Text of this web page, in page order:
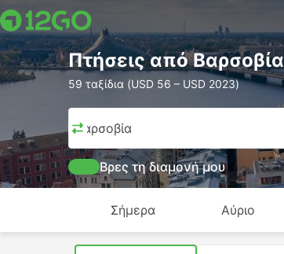
Πτήσεις από
59 ταξίδια (USD 56 – USD 2023)
Βαρσοβία
Βρες τη διαμονή μου
Σήμερα Αύριο